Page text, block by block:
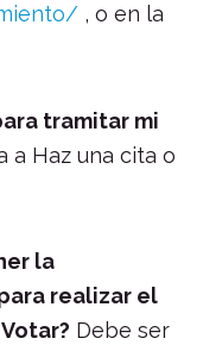
, o en la
tramitar mi
a Haz una cita o
la
realizar el
Debe ser